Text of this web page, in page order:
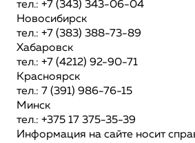
тел.: +7 (343) 343-06-04
Новосибирск
тел.: +7 (383) 388-73-89
Хабаровск
тел.: +7 (4212) 92-90-71
Красноярск
тел.: 7 (391) 986-76-15
Минск
тел.: +375 17 375-35-39
Информация на сайте носит